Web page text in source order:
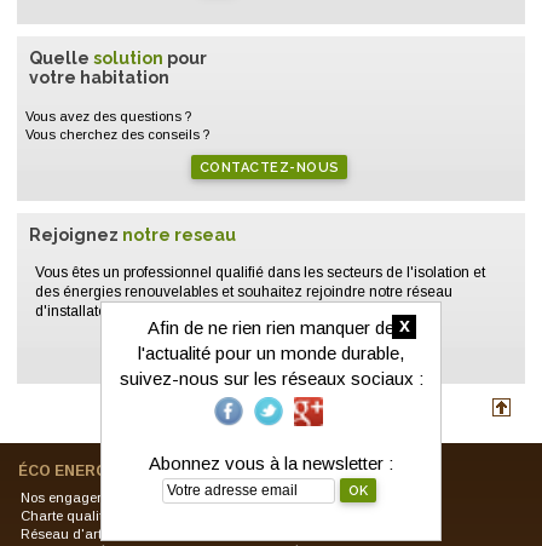
Quelle solution pour
votre habitation
Vous avez des questions ?
Vous cherchez des conseils ?
CONTACTEZ-NOUS
Rejoignez notre reseau
Vous êtes un professionnel qualifié dans les secteurs de l'isolation et
des énergies renouvelables et souhaitez rejoindre notre réseau
d'installateurs ?
PLUS DE DÉTAILS
ÉCO ENERGIE SOLUTIONS
Nos engagement
Charte qualité
Réseau d'artisans RGE
ACTUALITÉS
À la une
x
Afin de ne rien rien manquer de
l'actualité pour un monde durable,
suivez-nous sur les réseaux sociaux :
Abonnez vous à la newsletter :